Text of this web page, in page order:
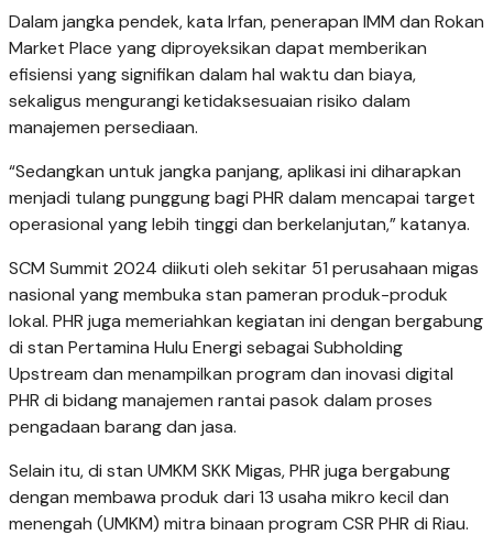
Dalam jangka pendek, kata Irfan, penerapan IMM dan Rokan
Market Place yang diproyeksikan dapat memberikan
efisiensi yang signifikan dalam hal waktu dan biaya,
sekaligus mengurangi ketidaksesuaian risiko dalam
manajemen persediaan.
“Sedangkan untuk jangka panjang, aplikasi ini diharapkan
menjadi tulang punggung bagi PHR dalam mencapai target
operasional yang lebih tinggi dan berkelanjutan,” katanya.
SCM Summit 2024 diikuti oleh sekitar 51 perusahaan migas
nasional yang membuka stan pameran produk-produk
lokal. PHR juga memeriahkan kegiatan ini dengan bergabung
di stan Pertamina Hulu Energi sebagai Subholding
Upstream dan menampilkan program dan inovasi digital
PHR di bidang manajemen rantai pasok dalam proses
pengadaan barang dan jasa.
Selain itu, di stan UMKM SKK Migas, PHR juga bergabung
dengan membawa produk dari 13 usaha mikro kecil dan
menengah (UMKM) mitra binaan program CSR PHR di Riau.